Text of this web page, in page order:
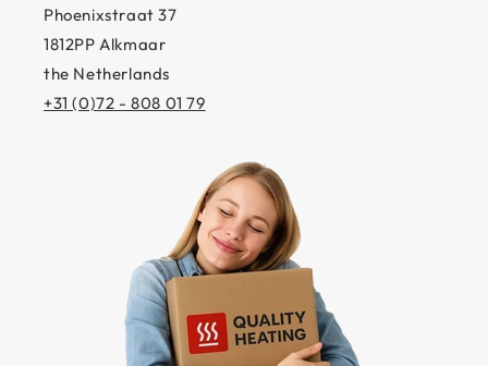
Phoenixstraat 37
1812PP Alkmaar
the Netherlands
+31 (0)72 - 808 01 79